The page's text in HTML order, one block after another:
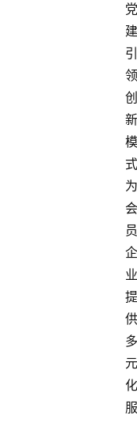
党
建
引
领
创
新
模
式
为
会
员
企
业
提
供
多
元
化
服